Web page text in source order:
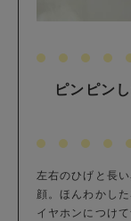
ピンピン
左右のひげと長
顔。ほんわかし
イヤホンにつけ